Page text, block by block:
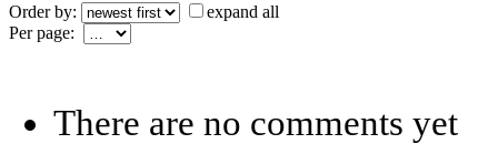
Order by:
expand all
Per page:
There are no comments yet